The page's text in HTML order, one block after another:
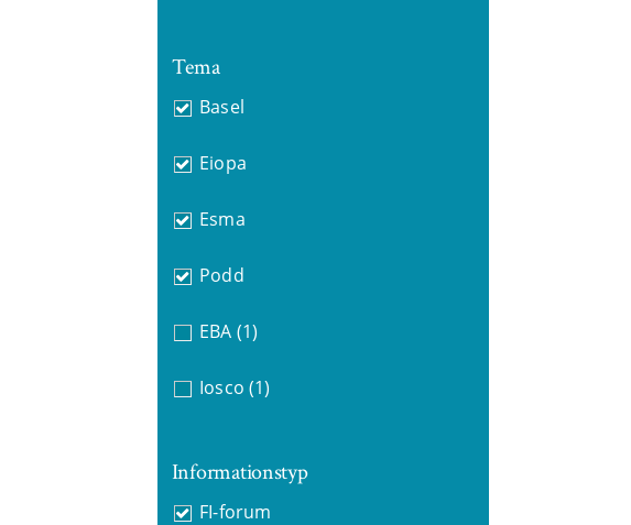
Tema
Basel
Eiopa
Esma
Podd
EBA (1)
Iosco (1)
Informationstyp
FI-forum